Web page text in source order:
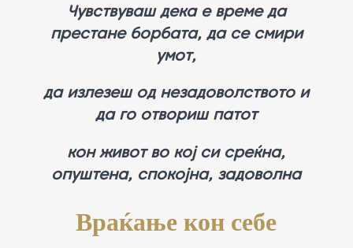
Чувствуваш дека е време да
престане борбата, да се смири
умот,
да излезеш од незадоволството и
да го отвориш патот
кон живот во кој си среќна,
опуштена, спокојна, задоволна
Враќање кон себе